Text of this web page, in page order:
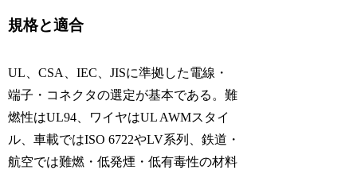
規格と適合
UL、CSA、IEC、JISに準拠した電線・
端子・コネクタの選定が基本である。難
燃性はUL94、ワイヤはUL AWMスタイ
ル、車載ではISO 6722やLV系列、鉄道・
航空では難燃・低発煙・低有毒性の材料